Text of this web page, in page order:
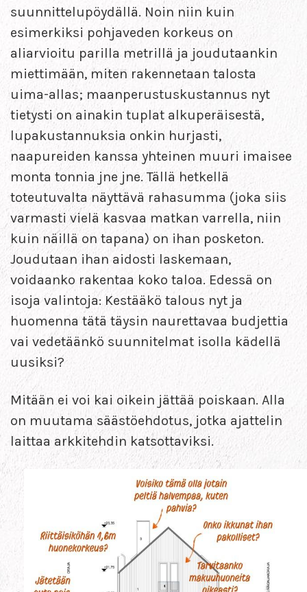
suunnittelupöydällä. Noin niin kuin
esimerkiksi pohjaveden korkeus on
aliarvioitu parilla metrillä ja joudutaankin
miettimään, miten rakennetaan talosta
uima-allas; maanperustuskustannus nyt
tietysti on ainakin tuplat alkuperäisestä,
lupakustannuksia onkin hurjasti,
naapureiden kanssa yhteinen muuri imaisee
monta tonnia jne jne. Tällä hetkellä
toteutuvalta näyttävä rahasumma (joka siis
varmasti vielä kasvaa matkan varrella, niin
kuin näillä on tapana) on ihan posketon.
Joudutaan ihan aidosti laskemaan,
voidaanko rakentaa koko taloa. Edessä on
isoja valintoja: Kestääkö talous nyt ja
huomenna tätä täysin naurettavaa budjettia
vai vedetäänkö suunnitelmat isolla kädellä
uusiksi?
Mitään ei voi kai oikein jättää poiskaan. Alla
on muutama säästöehdotus, jotka ajattelin
laittaa arkkitehdin katsottaviksi.